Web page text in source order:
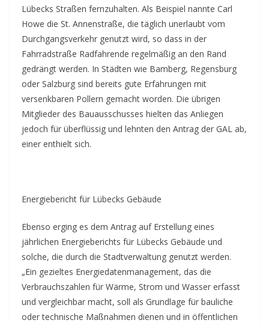
Lübecks Straßen fernzuhalten. Als Beispiel nannte Carl
Howe die St. Annenstraße, die täglich unerlaubt vom
Durchgangsverkehr genutzt wird, so dass in der
Fahrradstraße Radfahrende regelmäßig an den Rand
gedrängt werden. In Städten wie Bamberg, Regensburg
oder Salzburg sind bereits gute Erfahrungen mit
versenkbaren Pollern gemacht worden. Die übrigen
Mitglieder des Bauausschusses hielten das Anliegen
jedoch für überflüssig und lehnten den Antrag der GAL ab,
einer enthielt sich.
Energiebericht für Lübecks Gebäude
Ebenso erging es dem Antrag auf Erstellung eines
jährlichen Energieberichts für Lübecks Gebäude und
solche, die durch die Stadtverwaltung genutzt werden.
„Ein gezieltes Energiedatenmanagement, das die
Verbrauchszahlen für Wärme, Strom und Wasser erfasst
und vergleichbar macht, soll als Grundlage für bauliche
oder technische Maßnahmen dienen und in öffentlichen